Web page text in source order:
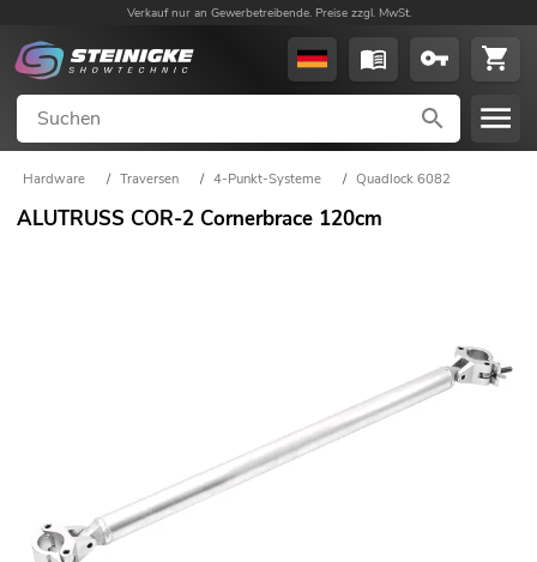
Verkauf nur an Gewerbetreibende. Preise zzgl. MwSt.
Hardware / Traversen / 4-Punkt-Systeme / Quadlock 6082
ALUTRUSS COR-2 Cornerbrace 120cm